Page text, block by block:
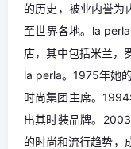
的历史，被业内誉为
至世界各地。la
店，其中包括米兰，
la perla。1975年她
时尚集团主席。
出其时装品牌。
的时尚和流行趋势，